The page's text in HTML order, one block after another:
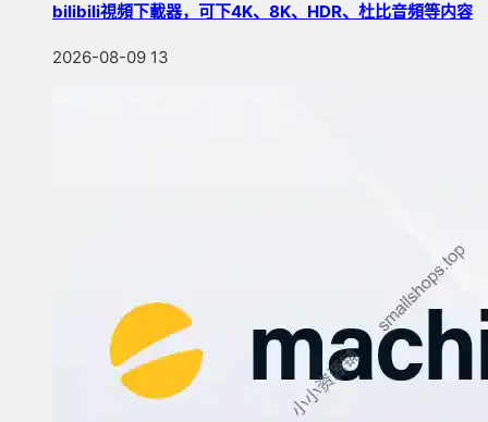
bilibili視頻下載器，可下4K、8K、HDR、杜比音頻等内容
2026-08-09 13